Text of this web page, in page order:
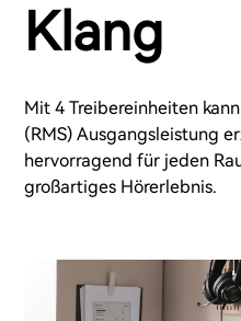
Klang
Mit 4 Treibereinheiten
(RMS) Ausgangsleistung
hervorragend für jeden
großartiges Hörerlebnis.